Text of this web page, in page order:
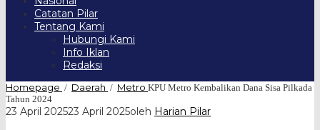
Catatan Pilar
Tentang Kami
Hubungi Kami
Info Iklan
Redaksi
Homepage / Daerah / Metro KPU Metro Kembalikan Dana Sisa Pilkada
Tahun 2024
23 April 202523 April 2025oleh Harian Pilar